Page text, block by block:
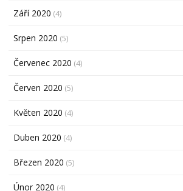
Září 2020 (4)
Srpen 2020 (5)
Červenec 2020 (4)
Červen 2020 (5)
Květen 2020 (4)
Duben 2020 (4)
Březen 2020 (5)
Únor 2020 (4)